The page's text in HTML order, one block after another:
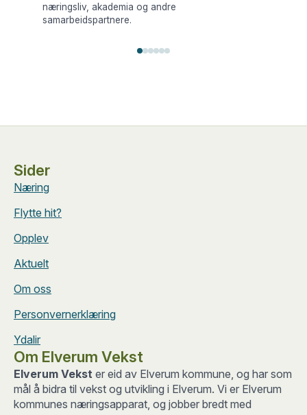
næringsliv, akademia og andre
samarbeidspartnere.
Sider
Næring
Flytte hit?
Opplev
Aktuelt
Om oss
Personvernerklæring
Ydalir
Om Elverum Vekst
Elverum Vekst er eid av Elverum kommune, og har som
mål å bidra til vekst og utvikling i Elverum. Vi er Elverum
kommunes næringsapparat, og jobber bredt med